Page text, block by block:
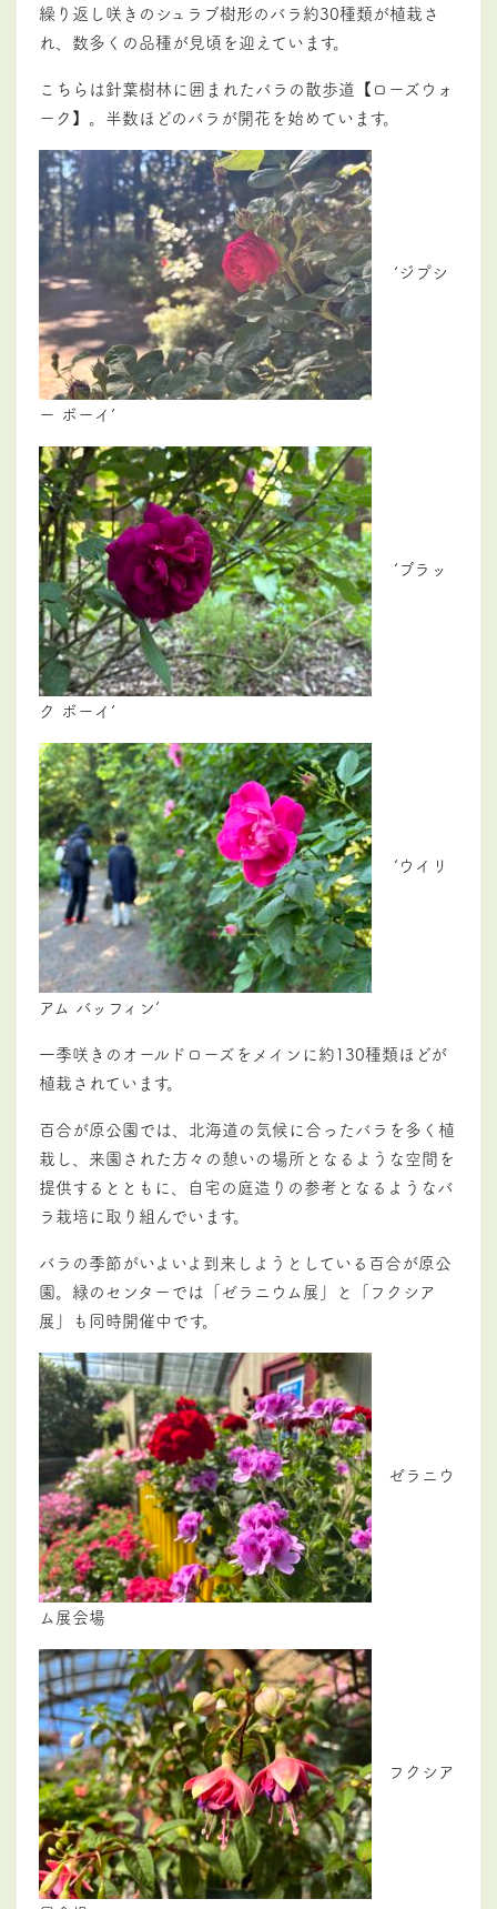
繰り返し咲きのシュラブ樹形のバラ約30種類が植栽さ
れ、数多くの品種が見頃を迎えています。
こちらは針葉樹林に囲まれたバラの散歩道【ローズウォ
ーク】。半数ほどのバラが開花を始めています。
‘ジプシ
ー ボーイ’
‘ブラッ
ク ボーイ’
‘ウイリ
アム バッフィン’
一季咲きのオールドローズをメインに約130種類ほどが
植栽されています。
百合が原公園では、北海道の気候に合ったバラを多く植
栽し、来園された方々の憩いの場所となるような空間を
提供するとともに、自宅の庭造りの参考となるようなバ
ラ栽培に取り組んでいます。
バラの季節がいよいよ到来しようとしている百合が原公
園。緑のセンターでは「ゼラニウム展」と「フクシア
展」も同時開催中です。
ゼラニウ
ム展会場
フクシア